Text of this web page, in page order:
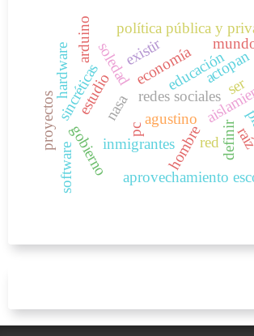
soledad
estudio redes sociales
inmigrantes
educación
hombre
existir
definir
ser
economía
aprovechamiento
política pública y
gobierno
agustino
actopan
sincréticas
pc
nasa
red
arduino
hardware
proyectos
software